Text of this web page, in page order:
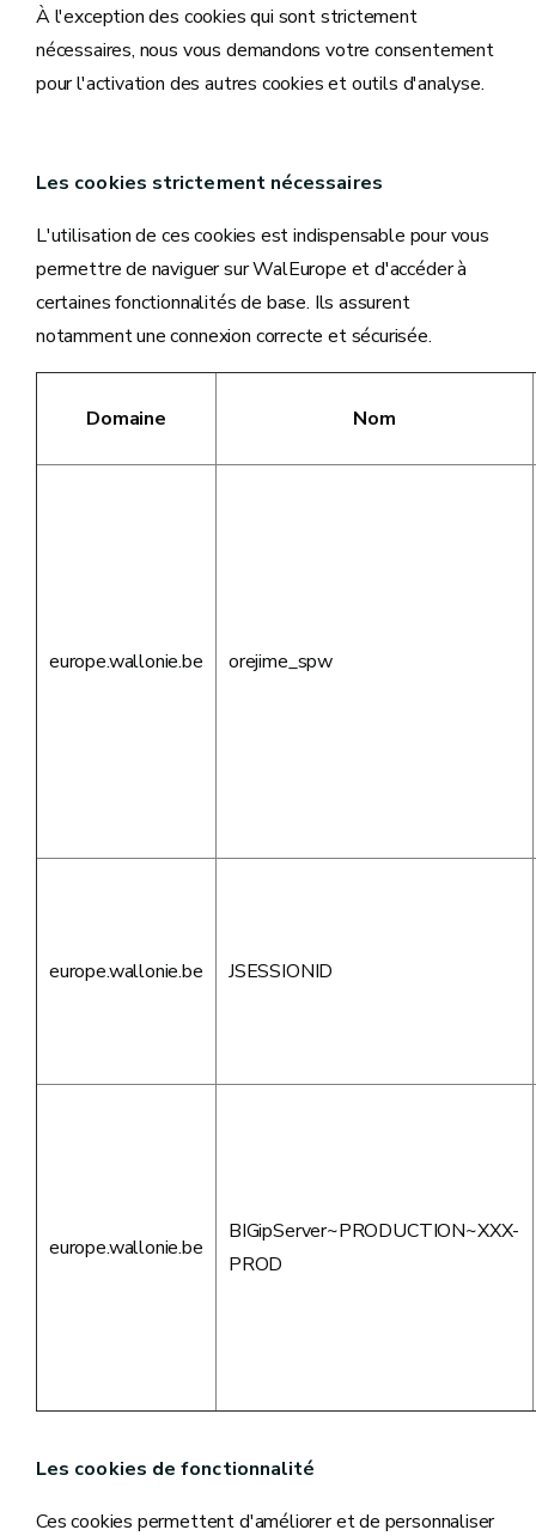
À l'exception des cookies qui sont strictement
nécessaires, nous vous demandons votre consentement
pour l'activation des autres cookies et outils d'analyse.
Les cookies strictement nécessaires
L'utilisation de ces cookies est indispensable pour vous
permettre de naviguer sur WalEurope et d'accéder à
certaines fonctionnalités de base. Ils assurent
notamment une connexion correcte et sécurisée.
Domaine Nom
europe.wallonie.be orejime_spw
europe.wallonie.be JSESSIONID
europe.wallonie.be
BIGipServer~PRODUCTION~XXX-
PROD
Les cookies de fonctionnalité
Ces cookies permettent d'améliorer et de personnaliser